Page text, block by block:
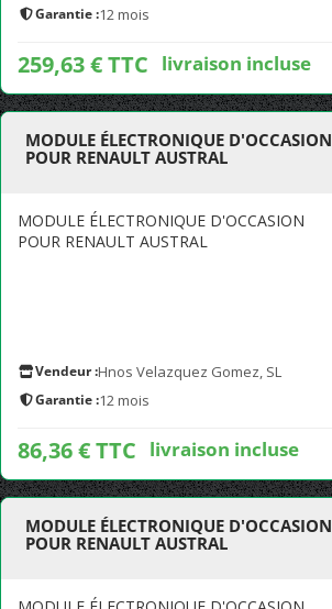
Garantie :12 mois
259,63 € TTC livraison incluse
MODULE ÉLECTRONIQUE D'OCCASION
POUR RENAULT AUSTRAL
MODULE ÉLECTRONIQUE D'OCCASION
POUR RENAULT AUSTRAL
Vendeur :Hnos Velazquez Gomez, SL
Garantie :12 mois
86,36 € TTC livraison incluse
MODULE ÉLECTRONIQUE D'OCCASION
POUR RENAULT AUSTRAL